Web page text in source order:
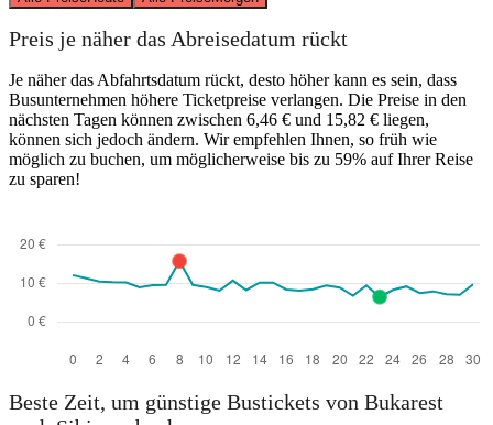
Preis je näher das Abreisedatum rückt
Je näher das Abfahrtsdatum rückt, desto höher kann es sein, dass
Busunternehmen höhere Ticketpreise verlangen. Die Preise in den
nächsten Tagen können zwischen 6,46 € und 15,82 € liegen,
können sich jedoch ändern. Wir empfehlen Ihnen, so früh wie
möglich zu buchen, um möglicherweise bis zu 59% auf Ihrer Reise
zu sparen!
Beste Zeit, um günstige Bustickets von Bukarest